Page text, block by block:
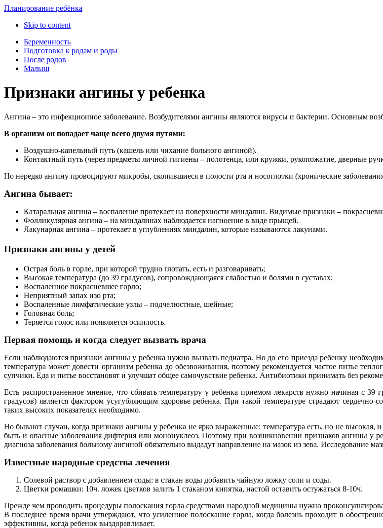
Планирование ребёнка
Skip to content
Беременность
Подготовка к родам и роды
После родов
Малыш
Признаки ангины у ребенка
Ангина – это инфекционное заболевание. Возбудителями ангины являются вирусы и бактерии. Основным
В организм он попадает чаще всего двумя путями:
Воздушно-капельный путь (кашель или чихание больного ангиной).
Контактный путь (через предметы личной гигиены – полотенца, или кружки, рукопожатие, дверные
Но нередко ангину провоцируют микробы, скопившиеся в полости рта и носоглотки (хронические
Ангина бывает:
Катаральная ангина – воспаление протекает на поверхности миндалин. Видимые признаки –
Фолликулярная ангина – на миндалинах наблюдается нагноение в виде прыщей.
Лакунарная ангина – протекает в углублениях миндалин, которые называются лакунами.
Признаки ангины у детей
Острая боль в горле, при которой трудно глотать, есть и разговаривать;
Высокая температура (до 39 градусов), сопровождающаяся слабостью и болями в суставах;
Воспаленное покрасневшее горло;
Неприятный запах изо рта;
Воспаленные лимфатические узлы – подчелюстные, шейные;
Головная боль;
Теряется голос или появляется осиплость.
Первая помощь и когда следует вызвать врача
Если наблюдаются признаки ангины у ребенка нужно вызвать педиатра. Но до его приезда ребенку
температура может довести организм ребенка до обезвоживания, поэтому рекомендуется частое питье
супчики. Еда и питье восстановят и улучшат общее самочувствие ребенка. Антибиотики принимать без
Есть распространенное мнение, что сбивать температуру у ребенка приемом лекарств нужно начиная с
градусов) является фактором усугубляющим здоровье ребенка. При такой температуре страдают
таких высоких показателях необходимо.
Но бывают случаи, когда признаки ангины у ребенка не ярко выраженные: температура есть, но не
быть и опасные заболевания дифтерия или мононуклеоз. Поэтому при возникновении признаков ангины у
диагноза заболевания больному ангиной обязательно выдадут направление на мазок из зева. Исследование
Известные народные средства лечения
Солевой раствор с добавлением соды: в стакан воды добавить чайную ложку соли и соды.
Цветки ромашки: 10ч. ложек цветков залить 1 стаканом кипятка, настой оставить остужаться 8-10ч.
Прежде чем проводить процедуры полоскания горла средствами народной медицины нужно
В последнее время врачи утверждают, что усиленное полоскание горла, когда болезнь проходит в
эффективны, когда ребенок выздоравливает.